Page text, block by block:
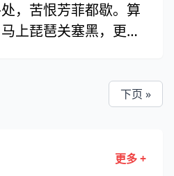
知短兵不敢接，车师
一作：军师)
，苦恨芳菲都歇。算
上琵琶关塞黑，更长
风冷，满座衣冠似下页 »
更多 +